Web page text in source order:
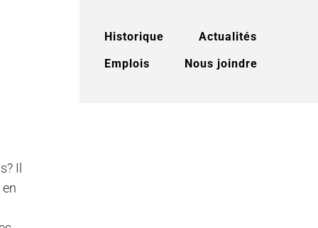
Il
Historique
Actualités
Emplois
Nous joindre